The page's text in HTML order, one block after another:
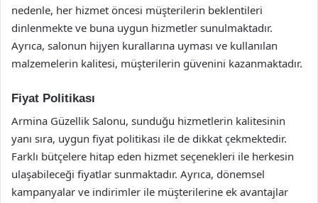
nedenle, her hizmet öncesi müşterilerin beklentileri
dinlenmekte ve buna uygun hizmetler sunulmaktadır.
Ayrıca, salonun hijyen kurallarına uyması ve kullanılan
malzemelerin kalitesi, müşterilerin güvenini kazanmaktadır.
Fiyat Politikası
Armina Güzellik Salonu, sunduğu hizmetlerin kalitesinin
yanı sıra, uygun fiyat politikası ile de dikkat çekmektedir.
Farklı bütçelere hitap eden hizmet seçenekleri ile herkesin
ulaşabileceği fiyatlar sunmaktadır. Ayrıca, dönemsel
kampanyalar ve indirimler ile müşterilerine ek avantajlar